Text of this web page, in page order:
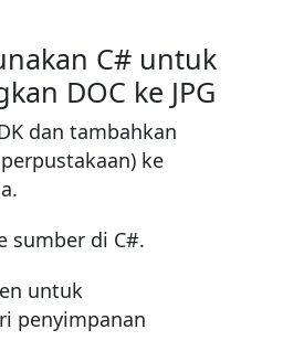
C# untuk
DOC ke JPG
dan tambahkan
ke
sumber di C#.
untuk
penyimpanan